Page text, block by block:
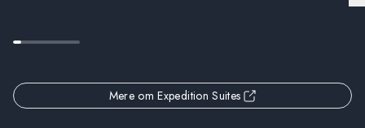
Mere om Expedition Suites